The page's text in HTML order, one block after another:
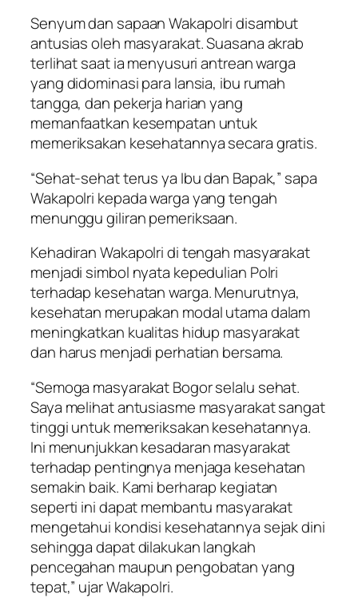
Senyum dan sapaan Wakapolri disambut
antusias oleh masyarakat. Suasana akrab
terlihat saat ia menyusuri antrean warga
yang didominasi para lansia, ibu rumah
tangga, dan pekerja harian yang
memanfaatkan kesempatan untuk
memeriksakan kesehatannya secara gratis.
“Sehat-sehat terus ya Ibu dan Bapak,” sapa
Wakapolri kepada warga yang tengah
menunggu giliran pemeriksaan.
Kehadiran Wakapolri di tengah masyarakat
menjadi simbol nyata kepedulian Polri
terhadap kesehatan warga. Menurutnya,
kesehatan merupakan modal utama dalam
meningkatkan kualitas hidup masyarakat
dan harus menjadi perhatian bersama.
“Semoga masyarakat Bogor selalu sehat.
Saya melihat antusiasme masyarakat sangat
tinggi untuk memeriksakan kesehatannya.
Ini menunjukkan kesadaran masyarakat
terhadap pentingnya menjaga kesehatan
semakin baik. Kami berharap kegiatan
seperti ini dapat membantu masyarakat
mengetahui kondisi kesehatannya sejak dini
sehingga dapat dilakukan langkah
pencegahan maupun pengobatan yang
tepat,” ujar Wakapolri.